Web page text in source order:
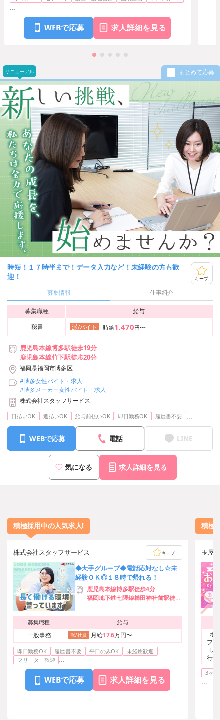
...
WEBで応募 求人詳細を見る
リニューアル まとめて応募
時短！１７時半まで！データ入力など！未経験の方も歓
迎！
キープ
募集情報 仕事紹介
募集職種
給与
秘書
派/バイト 時給1,470円〜
鹿児島本線博多駅徒歩19分
鹿児島本線竹下駅徒歩20分
福岡県福岡市博多区
#博多女性バイト・求人
#博多メーカー女性バイト・求人
株式会社スタッフサービス
日払いOK 週払いOK 給与前払いOK 即日勤務OK 履歴書不要 ...
WEBで応募 電話 LINE
気になる 求人詳細を見る
積極採用中の人気求人!
株式会社スタッフサービス キープ
◆大手グループ◆電話応対なし☆未
経験ＯＫ◎１８時で帰れる！
鹿児島本線博多駅徒歩4分
福岡地下鉄七隈線櫛田神社前駅徒歩
募集職種 給与
一般事務 派/社員 月給17.6万円〜
即日勤務OK 履歴書不要 平日のみOK
未経験歓迎
フリーター歓迎
...
WEBで応募 求人詳細を見る
積極
玉屋
ホ
フ
レ
行・
3ヶ
...